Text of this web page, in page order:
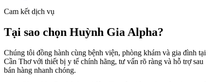
Cam kết dịch vụ
Tại sao chọn Huỳnh Gia Alpha?
Chúng tôi đồng hành cùng bệnh viện, phòng khám và gia đình tại
Cần Thơ với thiết bị y tế chính hãng, tư vấn rõ ràng và hỗ trợ sau
bán hàng nhanh chóng.